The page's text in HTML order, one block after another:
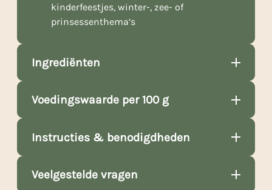
kinderfeestjes, winter-, zee- of
prinsessenthema’s
Ingrediënten
Voedingswaarde per 100 g
Instructies & benodigdheden
Veelgestelde vragen